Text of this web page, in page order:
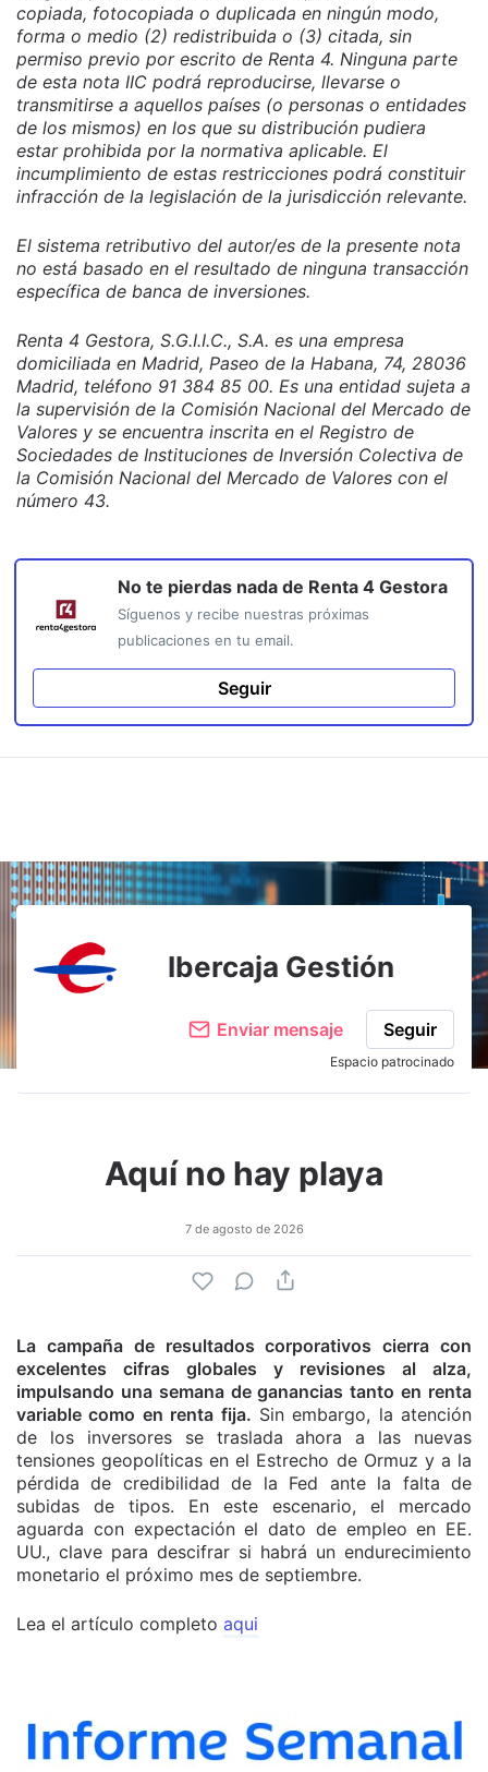
copiada, fotocopiada o duplicada en ningún modo,
forma o medio (2) redistribuida o (3) citada, sin
permiso previo por escrito de Renta 4. Ninguna parte
de esta nota IIC podrá reproducirse, llevarse o
transmitirse a aquellos países (o personas o entidades
de los mismos) en los que su distribución pudiera
estar prohibida por la normativa aplicable. El
incumplimiento de estas restricciones podrá constituir
infracción de la legislación de la jurisdicción relevante.
El sistema retributivo del autor/es de la presente nota
no está basado en el resultado de ninguna transacción
específica de banca de inversiones.
Renta 4 Gestora, S.G.I.I.C., S.A. es una empresa
domiciliada en Madrid, Paseo de la Habana, 74, 28036
Madrid, teléfono 91 384 85 00. Es una entidad sujeta a
la supervisión de la Comisión Nacional del Mercado de
Valores y se encuentra inscrita en el Registro de
Sociedades de Instituciones de Inversión Colectiva de
la Comisión Nacional del Mercado de Valores con el
número 43.
No te pierdas nada de Renta 4 Gestora
Síguenos y recibe nuestras próximas
publicaciones en tu email.
Seguir
Ibercaja Gestión
Enviar mensaje Seguir
Espacio patrocinado
Aquí no hay playa
7 de agosto de 2026
La campaña de resultados corporativos cierra con
excelentes cifras globales y revisiones al alza,
impulsando una semana de ganancias tanto en renta
variable como en renta fija. Sin embargo, la atención
de los inversores se traslada ahora a las nuevas
tensiones geopolíticas en el Estrecho de Ormuz y a la
pérdida de credibilidad de la Fed ante la falta de
subidas de tipos. En este escenario, el mercado
aguarda con expectación el dato de empleo en EE.
UU., clave para descifrar si habrá un endurecimiento
monetario el próximo mes de septiembre.
Lea el artículo completo aqui